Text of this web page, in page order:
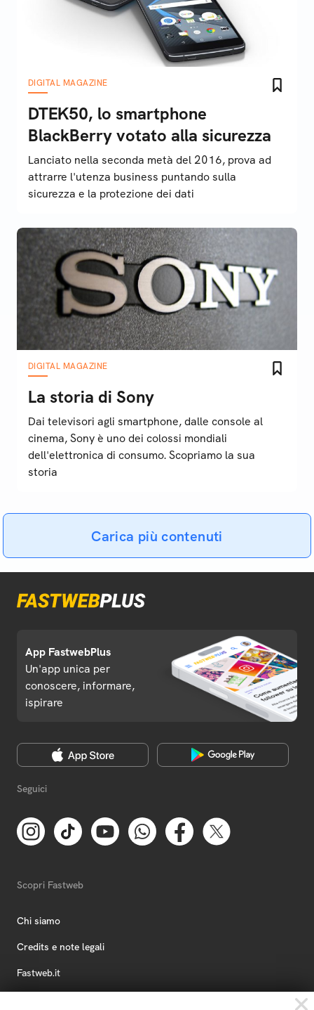
DIGITAL MAGAZINE
DTEK50, lo smartphone
BlackBerry votato alla sicurezza
Lanciato nella seconda metà del 2016, prova ad
attrarre l'utenza business puntando sulla
sicurezza e la protezione dei dati
DIGITAL MAGAZINE
La storia di Sony
Dai televisori agli smartphone, dalle console al
cinema, Sony è uno dei colossi mondiali
dell'elettronica di consumo. Scopriamo la sua
storia
Carica più contenuti
App FastwebPlus
Un'app unica per
conoscere, informare,
ispirare
Seguici
Scopri Fastweb
Chi siamo
Credits e note legali
Fastweb.it